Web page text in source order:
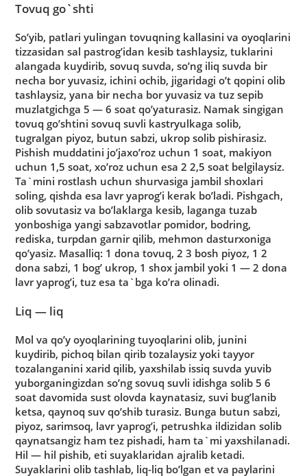
Tovuq go`shti
So’yib, patlari yulingan tovuqning kallasini va oyoqlarini
tizzasidan sal pastrog’idan kesib tashlaysiz, tuklarini
alangada kuydirib, sovuq suvda, so’ng iliq suvda bir
necha bor yuvasiz, ichini ochib, jigaridagi o’t qopini olib
tashlaysiz, yana bir necha bor yuvasiz va tuz sepib
muzlatgichga 5 — 6 soat qo’yaturasiz. Namak singigan
tovuq go’shtini sovuq suvli kastryulkaga solib,
tugralgan piyoz, butun sabzi, ukrop solib pishirasiz.
Pishish muddatini jo’jaxo’roz uchun 1 soat, makiyon
uchun 1,5 soat, xo’roz uchun esa 2 2,5 soat belgilaysiz.
Ta`mini rostlash uchun shurvasiga jambil shoxlari
soling, qishda esa lavr yaprog’i kerak bo’ladi. Pishgach,
olib sovutasiz va bo’laklarga kesib, laganga tuzab
yonboshiga yangi sabzavotlar pomidor, bodring,
rediska, turpdan garnir qilib, mehmon dasturxoniga
qo’yasiz. Masalliq: 1 dona tovuq, 2 3 bosh piyoz, 1 2
dona sabzi, 1 bog’ ukrop, 1 shox jambil yoki 1 — 2 dona
lavr yaprog’i, tuz esa ta`bga ko’ra olinadi.
Liq — liq
Mol va qo’y oyoqlarining tuyoqlarini olib, junini
kuydirib, pichoq bilan qirib tozalaysiz yoki tayyor
tozalanganini xarid qilib, yaxshilab issiq suvda yuvib
yuborganingizdan so’ng sovuq suvli idishga solib 5 6
soat davomida sust olovda kaynatasiz, suvi bug’lanib
ketsa, qaynoq suv qo’shib turasiz. Bunga butun sabzi,
piyoz, sarimsoq, lavr yaprog’i, petrushka ildizidan solib
qaynatsangiz ham tez pishadi, ham ta`mi yaxshilanadi.
Hil — hil pishib, eti suyaklaridan ajralib ketadi.
Suyaklarini olib tashlab, liq-liq bo’lgan et va paylarini